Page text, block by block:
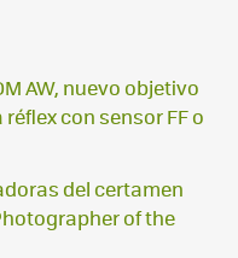
AW, nuevo objetivo
con sensor FF o
del certamen
of the